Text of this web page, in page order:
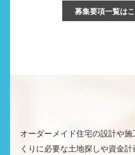
募集要項一覧は
オーダーメイド住宅の設計や
くりに必要な土地探しや資金